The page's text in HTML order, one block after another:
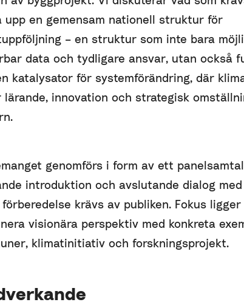
upp en gemensam nationell struktur för
– en struktur som inte bara
data och tydligare ansvar, utan också
katalysator för systemförändring, där
lärande, innovation och strategisk
genomförs i form av ett
introduktion och avslutande dialog med
förberedelse krävs av publiken. Fokus
visionära perspektiv med konkreta
klimatinitiativ och forskningsprojekt.